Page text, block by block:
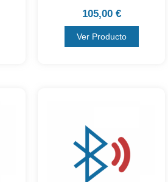
105,00 €
Ver Producto